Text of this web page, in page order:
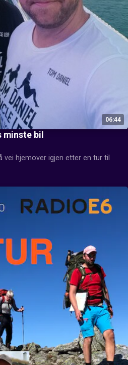
06:44
minste bil
vei hjemover igjen etter en tur til